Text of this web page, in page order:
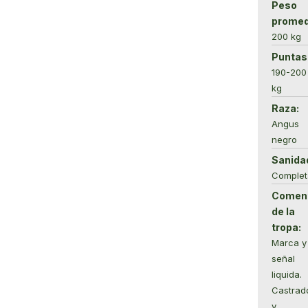
Peso
200 kg
190-200
kg
Raza:
Angus
negro
de la
tropa:
Marca y
señal
liquida.